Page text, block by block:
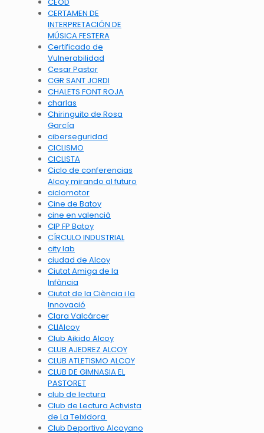
CERTAMEN DE
INTERPRETACIÓN DE
MÚSICA FESTERA
Certificado de
Vulnerabilidad
Cesar Pastor
CGR SANT JORDI
CHALETS FONT ROJA
charlas
Chiringuito de Rosa
García
ciberseguridad
CICLISMO
CICLISTA
Ciclo de conferencias
Alcoy mirando al futuro
ciclomotor
Cine de Batoy
cine en valencià
CIP FP Batoy
CÍRCULO INDUSTRIAL
city lab
ciudad de Alcoy
Ciutat Amiga de la
Infància
Ciutat de la Ciència i la
Innovació
Clara Valcárcer
CLIAlcoy
Club Aikido Alcoy
CLUB AJEDREZ ALCOY
CLUB ATLETISMO ALCOY
CLUB DE GIMNASIA EL
PASTORET
club de lectura
Club de Lectura Activista
de La Teixidora
Club Deportivo Alcoyano